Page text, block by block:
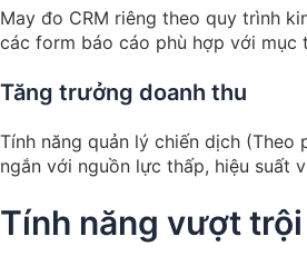
May đo CRM riêng theo quy trình
các form báo cáo phù hợp với mục
Tăng trưởng doanh thu
Tính năng quản lý chiến dịch
ngắn với nguồn lực thấp, hiệu suất
Tính năng vượt trội